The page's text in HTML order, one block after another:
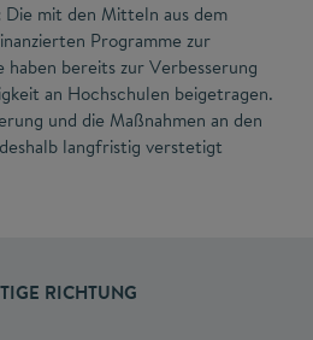
Die mit den Mitteln aus dem
Programme zur
haben bereits zur Verbesserung
an Hochschulen beigetragen.
und die Maßnahmen an den
langfristig verstetigt
RICHTUNG